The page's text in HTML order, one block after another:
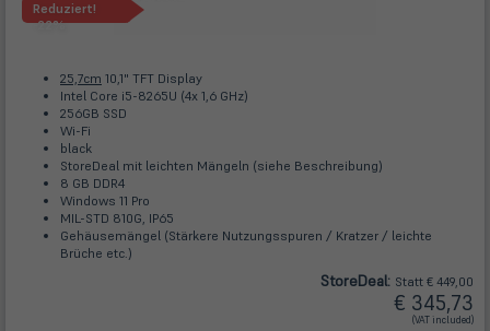
Reduziert!
-22%
25,7cm 10,1" TFT Display
Intel Core i5-8265U (4x 1,6 GHz)
256GB SSD
Wi-Fi
black
StoreDeal mit leichten Mängeln (siehe Beschreibung)
8 GB DDR4
Windows 11 Pro
MIL-STD 810G, IP65
Gehäusemängel (Stärkere Nutzungsspuren / Kratzer / leichte
Brüche etc.)
StoreDeal: Statt € 449,00
€ 345,73
(VAT included)